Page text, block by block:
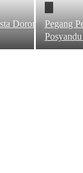
Dorong Pegang